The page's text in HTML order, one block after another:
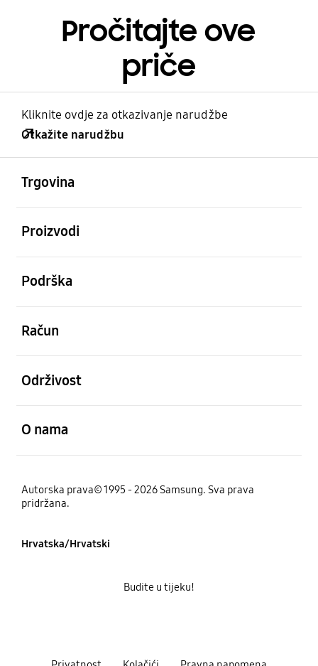
Pročitajte ove
priče
Kliknite ovdje za otkazivanje narudžbe
Otkažite narudžbu
Trgovina
Proizvodi
Podrška
Račun
Održivost
O nama
Autorska prava© 1995 - 2026 Samsung. Sva prava
pridržana.
Hrvatska/Hrvatski
Budite u tijeku!